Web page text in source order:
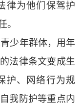
律为他们保驾护
。
少年群体，用年
法律条文变成生
护、网络行为规
我防护等重点内